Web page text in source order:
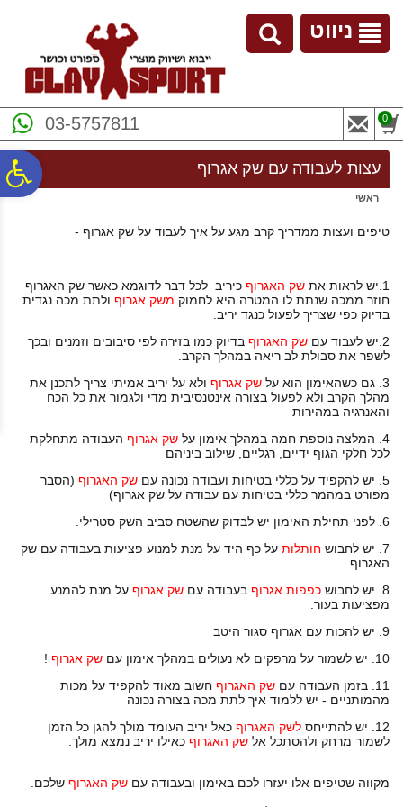
נגישות
ניווט
03-5757811 0
עצות לעבודה עם שק אגרוף
ראשי
טיפים ועצות ממדריך קרב מגע על איך לעבוד על שק אגרוף -
1.יש לראות את שק האגרוף כיריב לכל דבר לדוגמא כאשר שק האגרוף
חוזר ממכה שנתת לו המטרה היא לחמוק משק אגרוף ולתת מכה נגדית
בדיוק כפי שצריך לפעול כנגד יריב.
2.יש לעבוד עם
שק האגרוף בדיוק כמו בזירה לפי סיבובים וזמנים ובכך
לשפר את סבולת לב ריאה במהלך הקרב.
3. גם כשהאימון הוא על
שק אגרוף ולא על יריב אמיתי צריך לתכנן את
מהלך הקרב ולא לפעול בצורה אינטנסיבית מדי ולגמור את כל הכח
והאנרגיה במהירות
4. המלצה נוספת חמה במהלך אימון על
שק אגרוף העבודה מתחלקת
לכל חלקי הגוף ידיים, רגליים, שילוב ביניהם
5. יש להקפיד על כללי בטיחות ועבודה נכונה עם
שק האגרוף (הסבר
מפורט במהמר כללי בטיחות עם עבודה על שק אגרוף)
6. לפני תחילת האימון יש לבדוק שהשטח סביב השק סטרילי.
7. יש לחבוש
חותלות על כף היד על מנת למנוע פציעות בעבודה עם שק
האגרוף
8. יש לחבוש
כפפות אגרוף בעבודה עם שק אגרוף על מנת להמנע
מפציעות בעור.
9. יש להכות עם אגרוף סגור היטב
10. יש לשמור על מרפקים לא נעולים במהלך אימון עם
שק אגרוף !
11. בזמן העבודה עם
שק האגרוף חשוב מאוד להקפיד על מכות
מהמותניים - יש ללמוד איך לתת מכה בצורה נכונה
12. יש להתייחס
לשק האגרוף כאל יריב העומד מולך להגן כל הזמן
לשמור מרחק ולהסתכל אל שק האגרוף כאילו יריב נמצא מולך.
מקווה שטיפים אלו יעזרו לכם באימון ובעבודה עם שק האגרוף שלכם.